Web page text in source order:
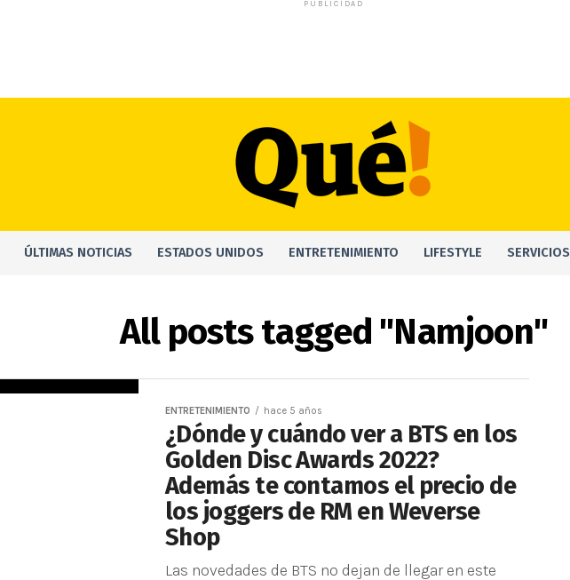
PUBLICIDAD
ÚLTIMAS NOTICIAS ESTADOS UNIDOS ENTRETENIMIENTO LIFESTYLE SERVICIOS
All posts tagged "Namjoon"
ENTRETENIMIENTO hace 5 años
¿Dónde y cuándo ver a BTS en los
Golden Disc Awards 2022?
Además te contamos el precio de
los joggers de RM en Weverse
Shop
Las novedades de BTS no dejan de llegar en este